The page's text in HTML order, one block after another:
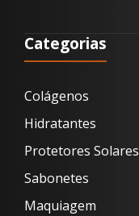
Categorias
Colágenos
Hidratantes
Protetores Solares
Sabonetes
Maquiagem